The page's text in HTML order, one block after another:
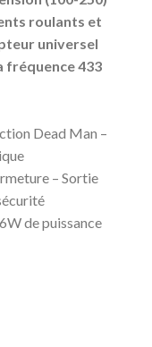
roulants et
universel
fréquence 433
Dead Man –
– Sortie
de puissance